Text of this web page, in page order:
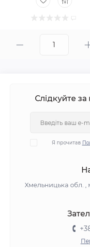
Слідкуйте
Я прочитав
Хмельницька обл. ,